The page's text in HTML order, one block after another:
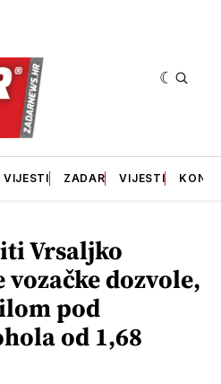
VIJESTI ZADAR VIJESTI
Vrsaljko
dozvole,
pod
od 1,68